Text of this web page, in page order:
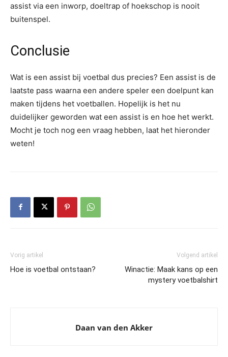
assist via een inworp, doeltrap of hoekschop is nooit
buitenspel.
Conclusie
Wat is een assist bij voetbal dus precies? Een assist is de
laatste pass waarna een andere speler een doelpunt kan
maken tijdens het voetballen. Hopelijk is het nu
duidelijker geworden wat een assist is en hoe het werkt.
Mocht je toch nog een vraag hebben, laat het hieronder
weten!
Vorig artikel
Hoe is voetbal ontstaan?
Volgend artikel
Winactie: Maak kans op een
mystery voetbalshirt
Daan van den Akker